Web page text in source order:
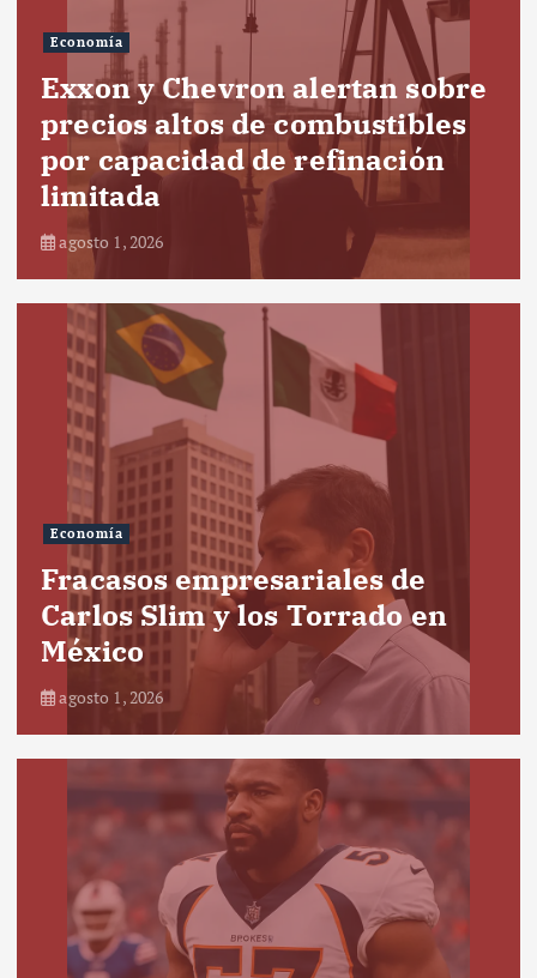
Economía
Exxon y Chevron alertan sobre
precios altos de combustibles
por capacidad de refinación
limitada
agosto 1, 2026
Economía
Fracasos empresariales de
Carlos Slim y los Torrado en
México
agosto 1, 2026